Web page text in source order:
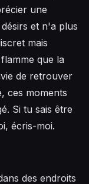
une
et n'a plus
mais
que la
de retrouver
ces moments
Si tu sais être
écris-moi.
des endroits